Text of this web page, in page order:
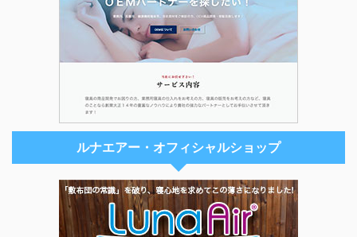
ルナエアー・オフィシャルショップ